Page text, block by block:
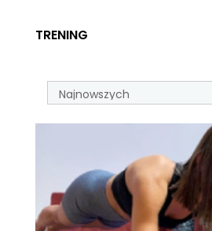
TRENING